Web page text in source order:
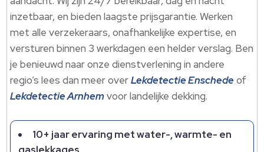
inzetbaar, en bieden laagste prijsgarantie.​ Werken
met alle verzekeraars, onafhankelijke expertise, en
versturen binnen 3 werkdagen een helder verslag.​ Ben
je benieuwd naar onze dienstverlening in andere
regio’s lees dan meer overLekdetectie Enschede of
Lekdetectie Arnhemvoor landelijke dekking.​
10+ jaar ervaring met water-, warmte- en